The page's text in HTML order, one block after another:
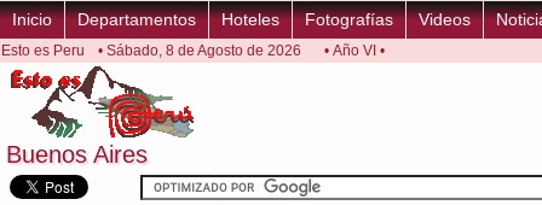
Buenos Aires
Buenos Aires
Inicio Departamentos Hoteles Fotografías Videos
Esto es Peru • Sábado, 8 de Agosto de 2026 • Año VI •